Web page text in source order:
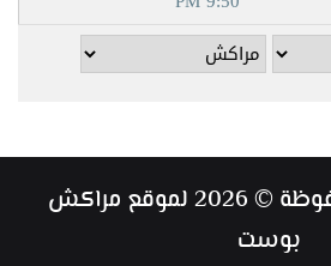
حقوق النشر محفوظة © 2026 لموقع مراكش
بوست